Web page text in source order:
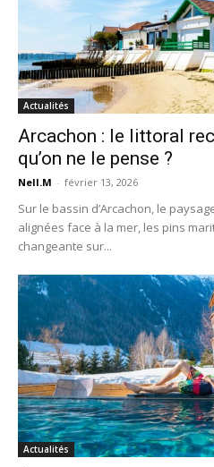
Actualités
Arcachon : le littoral
qu’on ne le pense ?
Nell.M - février 13, 2026
Sur le bassin d’Arcachon, le
alignées face à la mer, les pins
changeante sur...
Actualités